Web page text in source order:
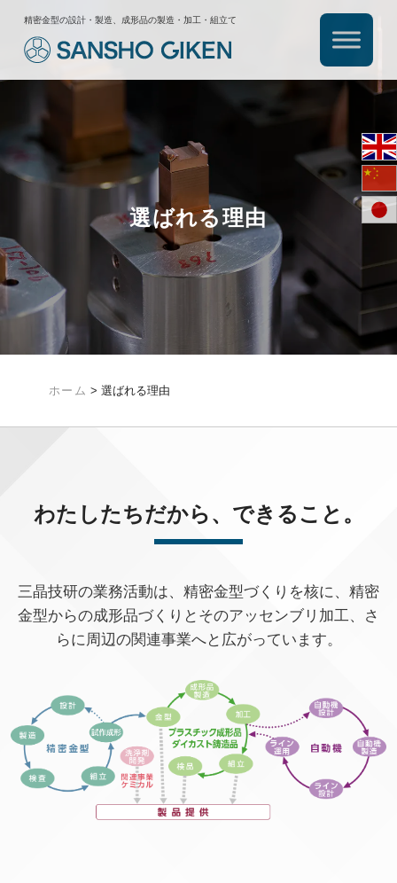
精密金型の設計・製造、成形品の製造・加工・組立て
選ばれる理由
ホーム > 選ばれる理由
わたしたちだから、できること。
三晶技研の業務活動は、精密金型づくりを核に、 精密
金型からの成形品づくりとそのアッセンブリ加工、 さ
らに周辺の関連事業へと広がっています。